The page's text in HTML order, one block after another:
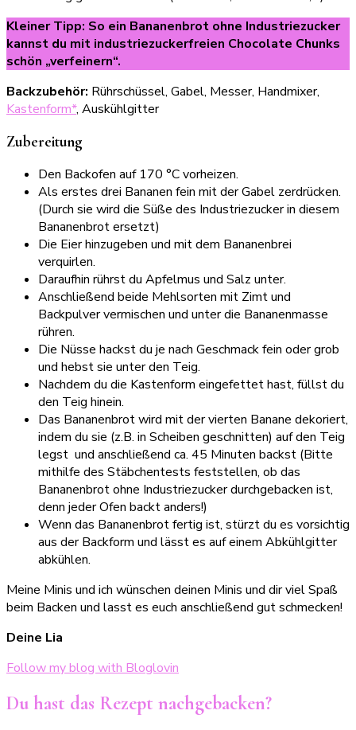
Kleiner Tipp: So ein Bananenbrot ohne Industriezucker
kannst du mit industriezuckerfreien Chocolate Chunks
schön „verfeinern“.
Backzubehör: Rührschüssel, Gabel, Messer, Handmixer,
Kastenform*, Auskühlgitter
Zubereitung
Den Backofen auf 170 °C vorheizen.
Als erstes drei Bananen fein mit der Gabel zerdrücken.
(Durch sie wird die Süße des Industriezucker in diesem
Bananenbrot ersetzt)
Die Eier hinzugeben und mit dem Bananenbrei
verquirlen.
Daraufhin rührst du Apfelmus und Salz unter.
Anschließend beide Mehlsorten mit Zimt und
Backpulver vermischen und unter die Bananenmasse
rühren.
Die Nüsse hackst du je nach Geschmack fein oder grob
und hebst sie unter den Teig.
Nachdem du die Kastenform eingefettet hast, füllst du
den Teig hinein.
Das Bananenbrot wird mit der vierten Banane dekoriert,
indem du sie (z.B. in Scheiben geschnitten) auf den Teig
legst und anschließend ca. 45 Minuten backst (Bitte
mithilfe des Stäbchentests feststellen, ob das
Bananenbrot ohne Industriezucker durchgebacken ist,
denn jeder Ofen backt anders!)
Wenn das Bananenbrot fertig ist, stürzt du es vorsichtig
aus der Backform und lässt es auf einem Abkühlgitter
abkühlen.
Meine Minis und ich wünschen deinen Minis und dir viel Spaß
beim Backen und lasst es euch anschließend gut schmecken!
Deine Lia
Follow my blog with Bloglovin
Du hast das Rezept nachgebacken?